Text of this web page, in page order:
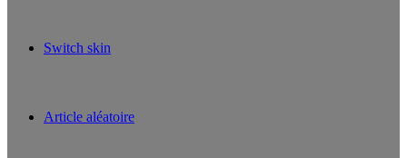
Switch skin
Article aléatoire